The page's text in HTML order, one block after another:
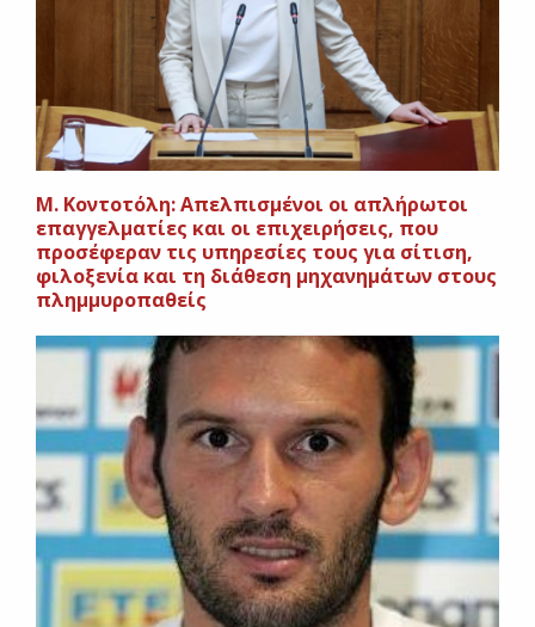
Μ. Κοντοτόλη: Απελπισμένοι οι απλήρωτοι
επαγγελματίες και οι επιχειρήσεις, που
προσέφεραν τις υπηρεσίες τους για σίτιση,
φιλοξενία και τη διάθεση μηχανημάτων στους
πλημμυροπαθείς